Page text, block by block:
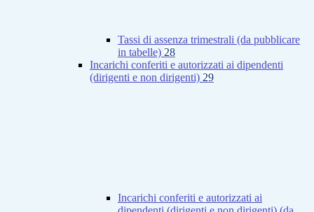
Tassi di assenza trimestrali (da pubblicare
in tabelle) 28
Incarichi conferiti e autorizzati ai dipendenti
(dirigenti e non dirigenti) 29
Incarichi conferiti e autorizzati ai